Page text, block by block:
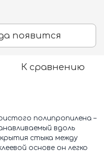
появится
К сравнению
полипропилена –
вдоль
стыка между
основе он легко